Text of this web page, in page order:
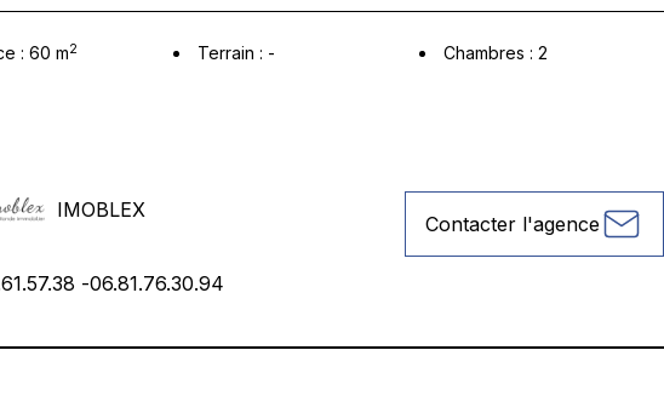
: 60 m2 Terrain : - Chambres : 2
IMOBLEX
-06.81.76.30.94
Contacter l'agence